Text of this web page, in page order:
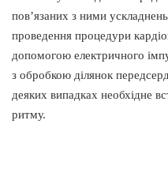
пов’язаних з ними
проведення процедури
допомогою електричного
з обробкою ділянок
деяких випадках необхідне
ритму.